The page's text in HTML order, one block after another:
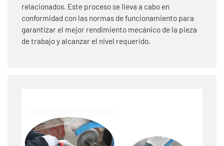
relacionados. Este proceso se lleva a cabo en
conformidad con las normas de funcionamiento para
garantizar el mejor rendimiento mecánico de la pieza
de trabajo y alcanzar el nivel requerido.